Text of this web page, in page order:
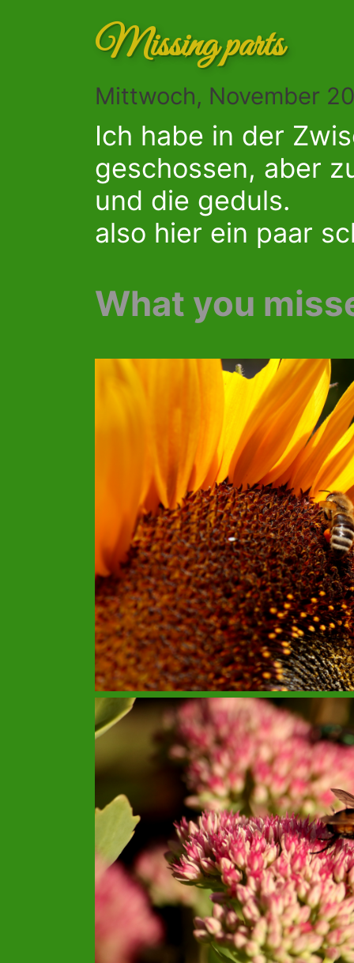
Missing parts
Mittwoch, November
Ich habe in der
geschossen, aber
und die geduls.
also hier ein paar
What you